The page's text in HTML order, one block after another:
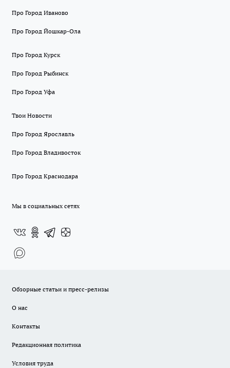
Про Город Иваново
Про Город Йошкар-Ола
Про Город Курск
Про Город Рыбинск
Про Город Уфа
Твои Новости
Про Город Ярославль
Про Город Владивосток
Про Город Краснодара
Мы в социальных сетях
Обзорные статьи и пресс-релизы
О нас
Контакты
Редакционная политика
Условия труда